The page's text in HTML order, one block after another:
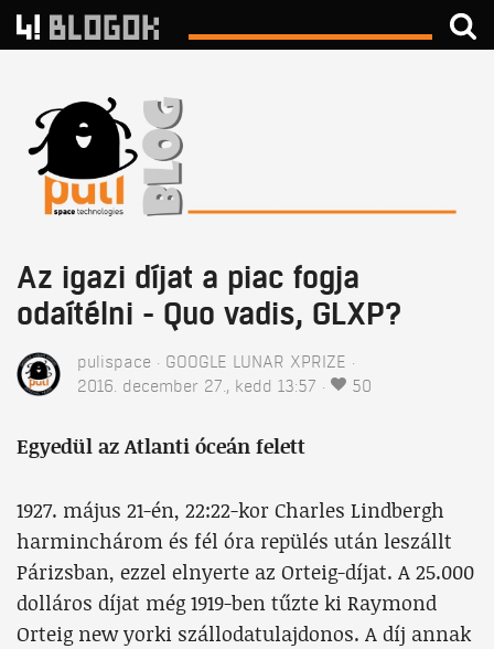
Az igazi díjat a piac fogja
odaítélni - Quo vadis, GLXP?
pulispace
GOOGLE LUNAR XPRIZE
2016. december 27., kedd 13:57
50
Egyedül az Atlanti óceán felett
1927. május 21-én, 22:22-kor Charles Lindbergh
harminchárom és fél óra repülés után leszállt
Párizsban, ezzel elnyerte az Orteig-díjat. A 25.000
dolláros díjat még 1919-ben tűzte ki Raymond
Orteig new yorki szállodatulajdonos. A díj annak